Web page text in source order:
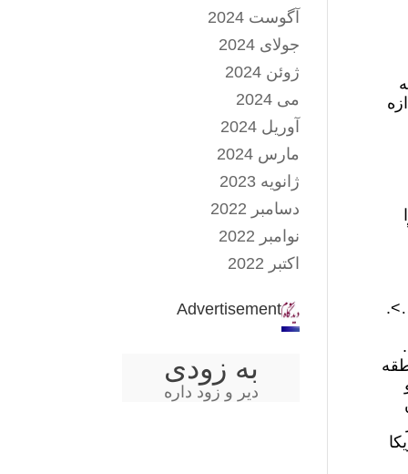
آگوست 2024
جولای 2024
ژوئن 2024
می 2024
آوریل 2024
مارس 2024
ژانویه 2023
دسامبر 2022
نوامبر 2022
اکتبر 2022
Advertisement
به زودی
دیر و زود داره